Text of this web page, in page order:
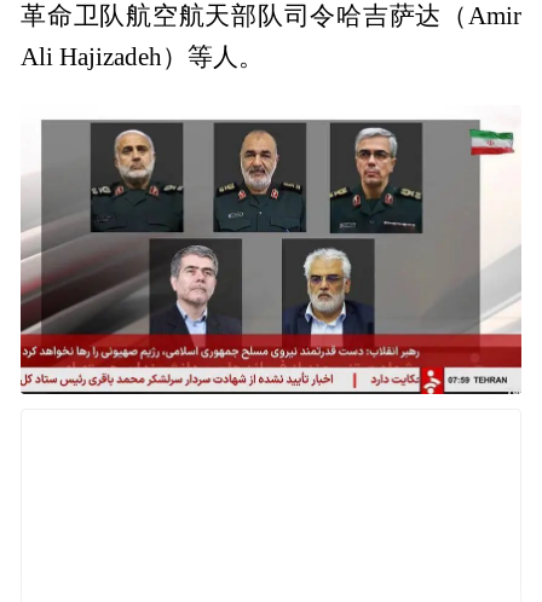
革命卫队航空航天部队司令哈吉萨达（Amir
Ali Hajizadeh）等人。